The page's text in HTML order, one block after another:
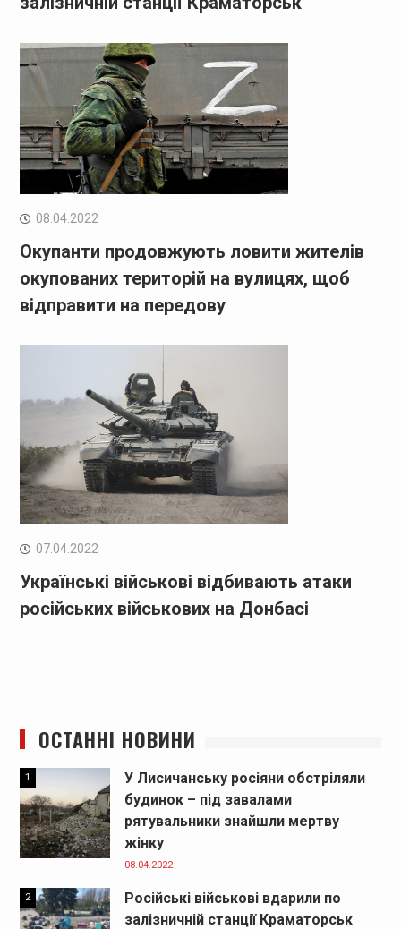
08.04.2022
Окупанти продовжують ловити жителів
окупованих територій на вулицях, щоб
відправити на передову
07.04.2022
Українські військові відбивають атаки
російських військових на Донбасі
ОСТАННІ НОВИНИ
1
У Лисичанську росіяни обстріляли
будинок – під завалами
рятувальники знайшли мертву
жінку
08.04.2022
2
Російські військові вдарили по
залізничній станції Краматорськ